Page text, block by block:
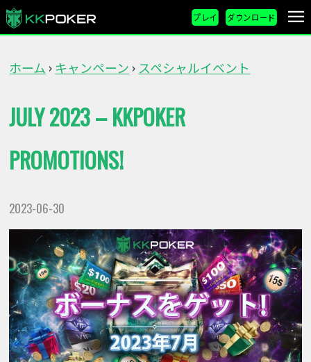
プレイ ダウンロード
ホーム › キャンペーン › スペシャルイベント
JULY 2023 – KKPOKER
PROMOTIONS!
2023-06-30